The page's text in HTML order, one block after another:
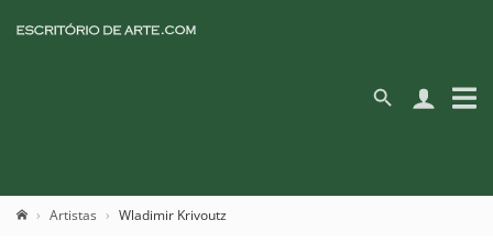
Artistas Wladimir Krivoutz